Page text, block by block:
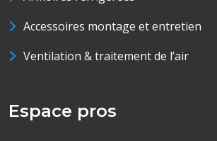
Accessoires montage et entretien
Ventilation & traitement de l’air
Espace pros